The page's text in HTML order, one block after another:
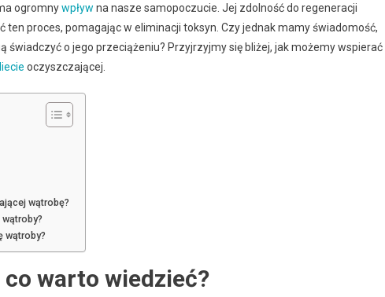
ogromnywpływ na nasze samopoczucie. Jej zdolność do regeneracji
ten proces, pomagając w eliminacji toksyn. Czy jednak mamy świadomość,
świadczyć o jego przeciążeniu? Przyjrzyjmy się bliżej, jak możemy wspierać
oczyszczającej.
wątrobę?
wątroby?
warto wiedzieć?